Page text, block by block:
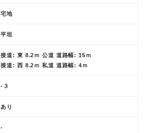
宅地
平坦
接道: 東 8.2ｍ 公道 道路幅: 15ｍ
接道: 西 8.2ｍ 私道 道路幅: 4ｍ
-３
あり
-